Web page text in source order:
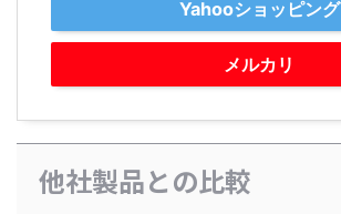
Yahooショッピング
メルカリ
他社製品との比較